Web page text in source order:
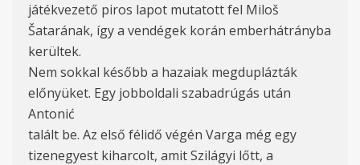
játékvezető piros lapot mutatott fel Miloš
Šatarának, így a vendégek korán emberhátrányba
kerültek.
Nem sokkal később a hazaiak megduplázták
előnyüket. Egy jobboldali szabadrúgás után
Antonić
talált be. Az első félidő végén Varga még egy
tizenegyest kiharcolt, amit Szilágyi lőtt, a